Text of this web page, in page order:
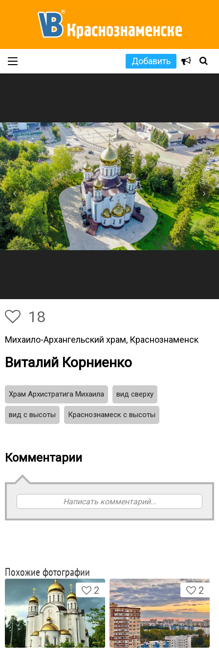
Добавить
18
Михаило-Архангельский храм, Краснознаменск
Виталий Корниенко
Храм Архистратига Михаила вид сверху
вид с высоты Краснознамеск с высоты
Комментарии
Написать комментарий...
Похожие фотографии
2 2